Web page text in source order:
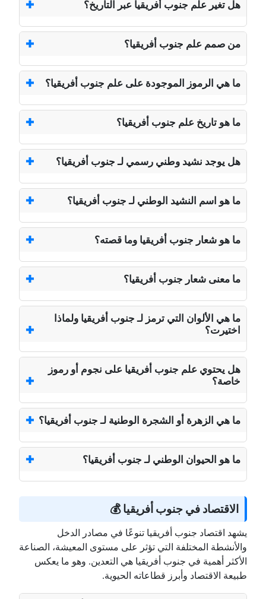
هل تغير علم جنوب أفريقيا عبر التاريخ؟
من صمم علم جنوب أفريقيا؟
ما هي الرموز الموجودة على علم جنوب أفريقيا؟
ما هو تاريخ علم جنوب أفريقيا؟
هل يوجد نشيد وطني رسمي لـ جنوب أفريقيا؟
ما هو اسم النشيد الوطني لـ جنوب أفريقيا؟
ما هو شعار جنوب أفريقيا وما قصته؟
ما معنى شعار جنوب أفريقيا؟
ما هي الألوان التي ترمز لـ جنوب أفريقيا ولماذا
اختيرت؟
هل يحتوي علم جنوب أفريقيا على نجوم أو رموز
خاصة؟
ما هي الزهرة أو الشجرة الوطنية لـ جنوب أفريقيا؟
ما هو الحيوان الوطني لـ جنوب أفريقيا؟
الاقتصاد في جنوب أفريقيا 💰
يشهد اقتصاد جنوب أفريقيا تنوعًا في مصادر الدخل
والأنشطة المختلفة التي تؤثر على مستوى المعيشة، الصناعة
الأكثر أهمية في جنوب أفريقيا هي التعدين. وهو ما يعكس
طبيعة الاقتصاد وأبرز قطاعاته الحيوية.